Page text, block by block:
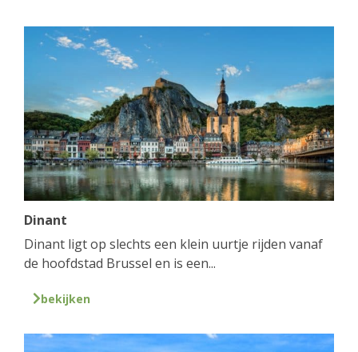
Dinant
Dinant ligt op slechts een klein uurtje rijden vanaf
de hoofdstad Brussel en is een...
bekijken